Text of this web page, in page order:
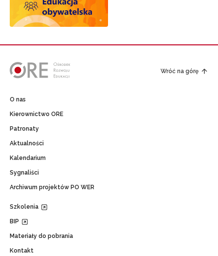
Wróć na górę
O nas
Kierownictwo ORE
Patronaty
Aktualności
Kalendarium
Sygnaliści
Archiwum projektów PO WER
Szkolenia
BIP
Materiały do pobrania
Kontakt